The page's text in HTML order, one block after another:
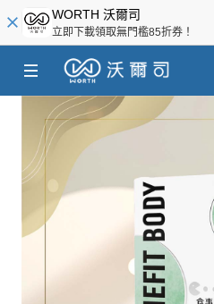
WORTH 沃爾司
立即下載領取無門檻85折券！